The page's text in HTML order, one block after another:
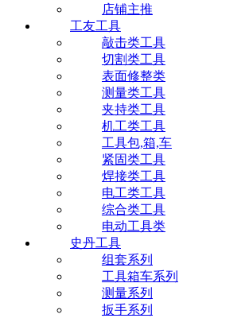
店铺主推
工友工具
敲击类工具
切割类工具
表面修整类
测量类工具
夹持类工具
机工类工具
工具包,箱,车
紧固类工具
焊接类工具
电工类工具
综合类工具
电动工具类
史丹工具
组套系列
工具箱车系列
测量系列
扳手系列